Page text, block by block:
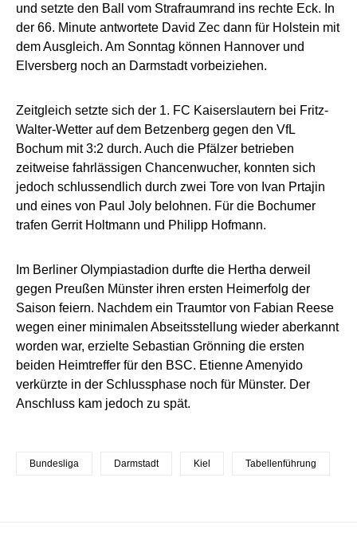
und setzte den Ball vom Strafraumrand ins rechte Eck. In
der 66. Minute antwortete David Zec dann für Holstein mit
dem Ausgleich. Am Sonntag können Hannover und
Elversberg noch an Darmstadt vorbeiziehen.
Zeitgleich setzte sich der 1. FC Kaiserslautern bei Fritz-
Walter-Wetter auf dem Betzenberg gegen den VfL
Bochum mit 3:2 durch. Auch die Pfälzer betrieben
zeitweise fahrlässigen Chancenwucher, konnten sich
jedoch schlussendlich durch zwei Tore von Ivan Prtajin
und eines von Paul Joly belohnen. Für die Bochumer
trafen Gerrit Holtmann und Philipp Hofmann.
Im Berliner Olympiastadion durfte die Hertha derweil
gegen Preußen Münster ihren ersten Heimerfolg der
Saison feiern. Nachdem ein Traumtor von Fabian Reese
wegen einer minimalen Abseitsstellung wieder aberkannt
worden war, erzielte Sebastian Grönning die ersten
beiden Heimtreffer für den BSC. Etienne Amenyido
verkürzte in der Schlussphase noch für Münster. Der
Anschluss kam jedoch zu spät.
Bundesliga Darmstadt Kiel Tabellenführung